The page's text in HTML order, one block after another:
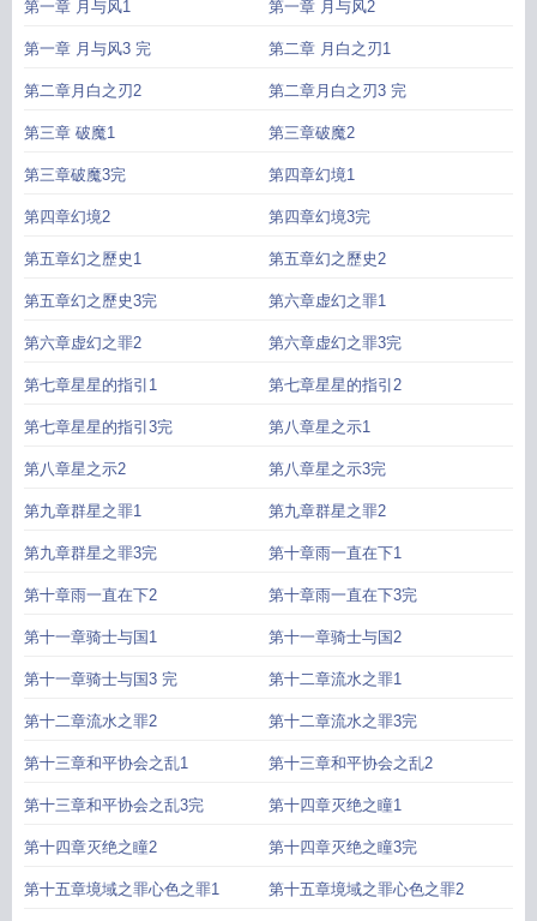
第一章 月与风1 第一章 月与风2
第一章 月与风3 完 第二章 月白之刃1
第二章月白之刃2 第二章月白之刃3 完
第三章 破魔1 第三章破魔2
第三章破魔3完 第四章幻境1
第四章幻境2 第四章幻境3完
第五章幻之歷史1 第五章幻之歷史2
第五章幻之歷史3完 第六章虚幻之罪1
第六章虚幻之罪2 第六章虚幻之罪3完
第七章星星的指引1 第七章星星的指引2
第七章星星的指引3完 第八章星之示1
第八章星之示2 第八章星之示3完
第九章群星之罪1 第九章群星之罪2
第九章群星之罪3完 第十章雨一直在下1
第十章雨一直在下2 第十章雨一直在下3完
第十一章骑士与国1 第十一章骑士与国2
第十一章骑士与国3 完 第十二章流水之罪1
第十二章流水之罪2 第十二章流水之罪3完
第十三章和平协会之乱1 第十三章和平协会之乱2
第十三章和平协会之乱3完 第十四章灭绝之瞳1
第十四章灭绝之瞳2 第十四章灭绝之瞳3完
第十五章境域之罪心色之罪1 第十五章境域之罪心色之罪2